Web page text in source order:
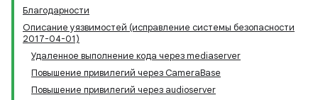
Благодарности
Описание уязвимостей (исправление системы безопасности
2017-04-01)
Удаленное выполнение кода через mediaserver
Повышение привилегий через CameraBase
Повышение привилегий через audioserver